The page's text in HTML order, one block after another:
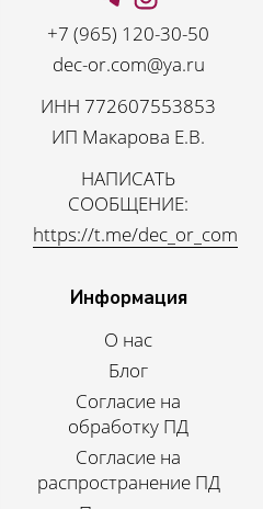
+7 (965) 120-30-50
dec-or.com@ya.ru
ИНН 772607553853
ИП Макарова Е.В.
НАПИСАТЬ
СООБЩЕНИЕ:
https://t.me/dec_or_com
Информация
О нас
Блог
Согласие на
обработку ПД
Согласие на
распространение ПД